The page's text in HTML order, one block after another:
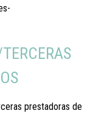
prestadoras de